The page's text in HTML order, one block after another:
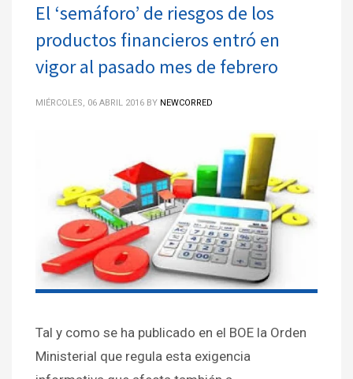
El ‘semáforo’ de riesgos de los
productos financieros entró en
vigor al pasado mes de febrero
MIÉRCOLES, 06 ABRIL 2016 BY NEWCORRED
Tal y como se ha publicado en el BOE la Orden
Ministerial que regula esta exigencia